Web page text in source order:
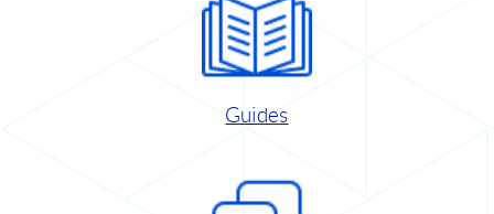
Guides